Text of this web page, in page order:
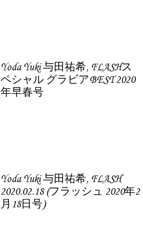
Yoda Yuki 与田祐希, FLASHス
ペシャル グラビアBEST 2020
年早春号
Yoda Yuki 与田祐希, FLASH
2020.02.18 (フラッシュ 2020年2
月18日号)